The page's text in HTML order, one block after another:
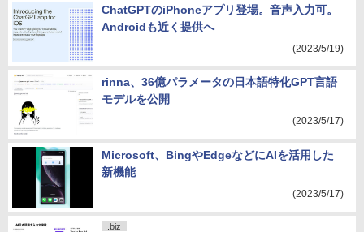
ChatGPTのiPhoneアプリ登場。音声入力可。
Androidも近く提供へ
(2023/5/19)
rinna、36億パラメータの日本語特化GPT言語
モデルを公開
(2023/5/17)
Microsoft、BingやEdgeなどにAIを活用した
新機能
(2023/5/17)
.biz